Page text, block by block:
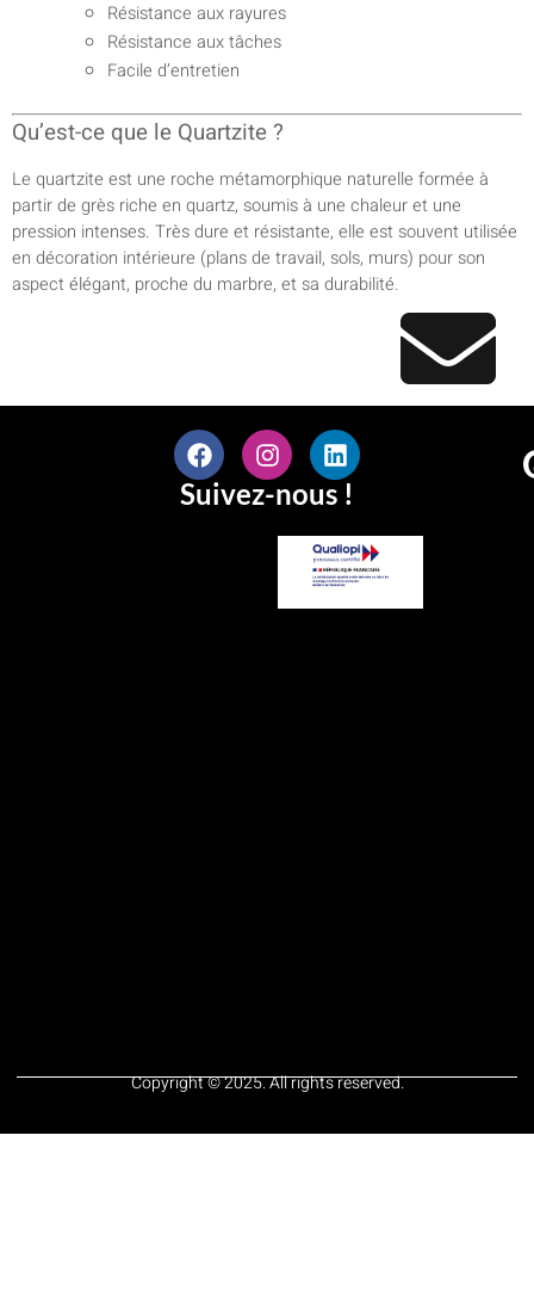
Résistance aux rayures
Résistance aux tâches
Facile d’entretien
Qu’est-ce que le Quartzite ?
Le quartzite est une roche métamorphique naturelle formée à
partir de grès riche en quartz, soumis à une chaleur et une
pression intenses. Très dure et résistante, elle est souvent utilisée
en décoration intérieure (plans de travail, sols, murs) pour son
aspect élégant, proche du marbre, et sa durabilité.
Suivez-nous !
Copyright © 2025. All rights reserved.